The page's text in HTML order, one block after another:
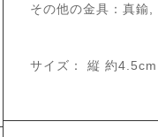
その他の金具：真鍮,
サイズ： 縦 約